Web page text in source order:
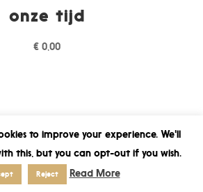
onze tijd
€ 0,00
to improve your experience. We'll
this, but you can opt-out if you wish.
Reject Read More